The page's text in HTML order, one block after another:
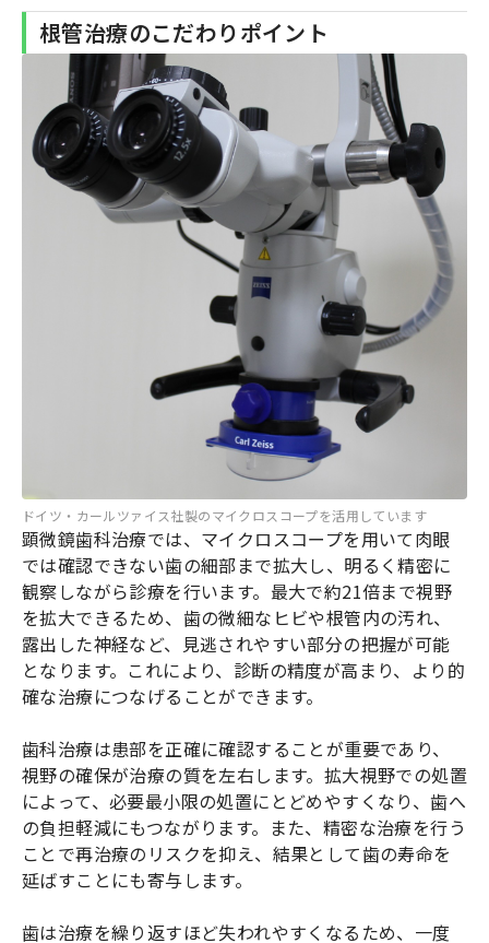
根管治療のこだわりポイント
ドイツ・カールツァイス社製のマイクロスコープを活用しています
顕微鏡歯科治療では、マイクロスコープを用いて肉眼
では確認できない歯の細部まで拡大し、明るく精密に
観察しながら診療を行います。最大で約21倍まで視野
を拡大できるため、歯の微細なヒビや根管内の汚れ、
露出した神経など、見逃されやすい部分の把握が可能
となります。これにより、診断の精度が高まり、より的
確な治療につなげることができます。
歯科治療は患部を正確に確認することが重要であり、
視野の確保が治療の質を左右します。拡大視野での処置
によって、必要最小限の処置にとどめやすくなり、歯へ
の負担軽減にもつながります。また、精密な治療を行う
ことで再治療のリスクを抑え、結果として歯の寿命を
延ばすことにも寄与します。
歯は治療を繰り返すほど失われやすくなるため、一度